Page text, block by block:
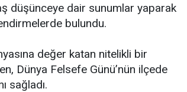
düşünceye dair sunumlar yaparak
bulundu.
değer katan nitelikli bir
Dünya Felsefe Günü’nün ilçede
sağladı.